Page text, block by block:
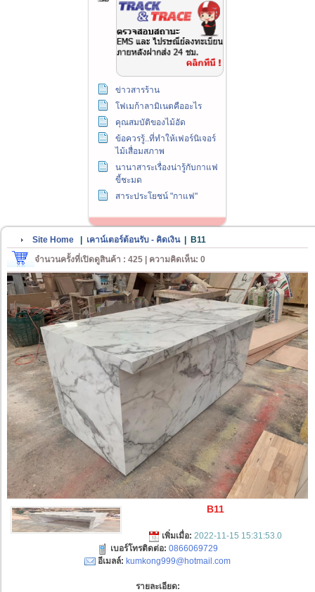
ข่าวสารร้าน
โฟเมก้าลามิเนตคืออะไร
คุณสมบัติของไม้อัด
ข้อควรรู้..ที่ทำให้เฟอร์นิเจอร์
ไม้เสื่อมสภาพ
นานาสาระเรื่องน่ารู้กับกาแฟ
ขี้ชะมด
สาระประโยชน์ "กาแฟ"
Site Home เคาน์เตอร์ต้อนรับ - คิดเงิน|
B11
จำนวนครั้งที่เปิดดูสินค้า : 425 | ความคิดเห็น: 0
B11
เพิ่มเมื่อ: 2022-11-15 15:31:53.0
เบอร์โทรติดต่อ: 0866069729
อีเมลล์: kumkong999@hotmail.com
รายละเอียด: